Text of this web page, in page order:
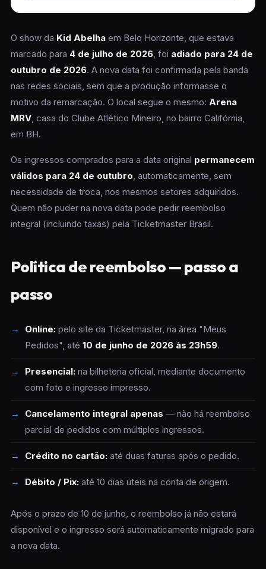
O show da Kid Abelhaem Belo Horizonte, que estava
marcado para 4 de julho de 2026, foi adiado para 24 de
outubro de 2026. A nova data foi confirmada pela banda
nas redes sociais, sem que a produção informasse o
motivo da remarcação. O local segue o mesmo: Arena
MRV, casa do Clube Atlético Mineiro, no bairro Califórnia,
em BH.
Os ingressos comprados para a data original permanecem
válidos para 24 de outubro, automaticamente, sem
necessidade de troca, nos mesmos setores adquiridos.
Quem não puder na nova data pode pedir reembolso
integral (incluindo taxas) pela Ticketmaster Brasil.
Política de reembolso — passo a
passo
Online:pelo site da Ticketmaster, na área "Meus
Pedidos", até 10 de junho de 2026 às 23h59.
Presencial:na bilheteria oficial, mediante documento
com foto e ingresso impresso.
Cancelamento integral apenas — não há reembolso
parcial de pedidos com múltiplos ingressos.
Crédito no cartão:até duas faturas após o pedido.
Débito / Pix:até 10 dias úteis na conta de origem.
Após o prazo de 10 de junho, o reembolso já não estará
disponível e o ingresso será automaticamente migrado para
a nova data.